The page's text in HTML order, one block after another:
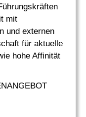
mit
und externen
für aktuelle
hohe Affinität